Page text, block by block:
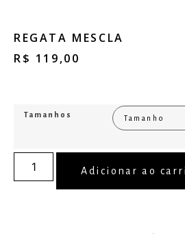
REGATA MESCLA
R$ 119,00
Tamanhos
Adicionar ao